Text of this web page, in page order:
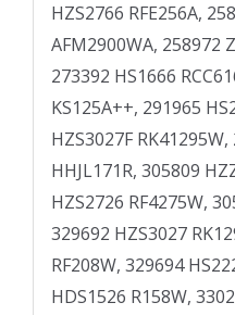
HZS2766 RFE256A,
AFM2900WA, 258972
273392 HS1666
KS125A++, 291965
HZS3027F
HHJL171R, 305809
HZS2726 RF4275W,
329692 HZS3027
RF208W, 329694
HDS1526 R158W,